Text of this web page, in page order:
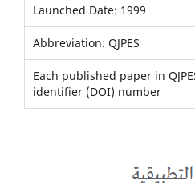
Launched Date: 1999
Abbreviation: QJPES
Each published paper in
identifier (DOI) number